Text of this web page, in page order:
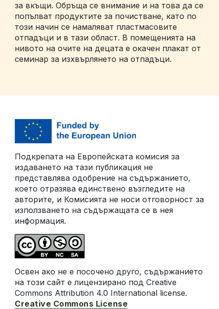
за вкъщи. Обръща се внимание и на това да се
попълват продуктите за почистване, като по
този начин се намаляват пластмасовите
отпадъци и в тази област. В помещенията на
нивото на очите на децата е окачен плакат от
семинар за изхвърлянето на отпадъци.
Подкрепата на Европейската комисия за
издаването на тази публикация не
представлява одобрение на съдържанието,
което отразява единствено възгледите на
авторите, и Комисията не носи отговорност за
използването на съдържащата се в нея
информация.
Освен ако не е посочено друго, съдържанието
на този сайт е лицензирано под Creative
Commons Attribution 4.0 International license.
Creative Commons License